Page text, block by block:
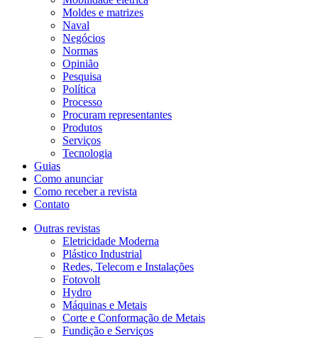
Moldes e matrizes
Naval
Negócios
Normas
Opinião
Pesquisa
Política
Processo
Procuram representantes
Produtos
Serviços
Tecnologia
Guias
Como anunciar
Como receber a revista
Contato
Outras revistas
Eletricidade Moderna
Plástico Industrial
Redes, Telecom e Instalações
Fotovolt
Hydro
Máquinas e Metais
Corte e Conformação de Metais
Fundição e Serviços